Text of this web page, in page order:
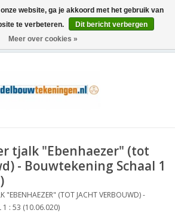
tjalk "Ebenhaezer" (tot
- Bouwtekening Schaal 1
"EBENHAEZER" (TOT JACHT VERBOUWD) -
1 : 53 (10.06.020)
website, ga je akkoord met het gebruik van
te verbeteren.
Dit bericht verbergen
Meer over cookies »